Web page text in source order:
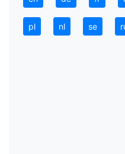
pl nl se